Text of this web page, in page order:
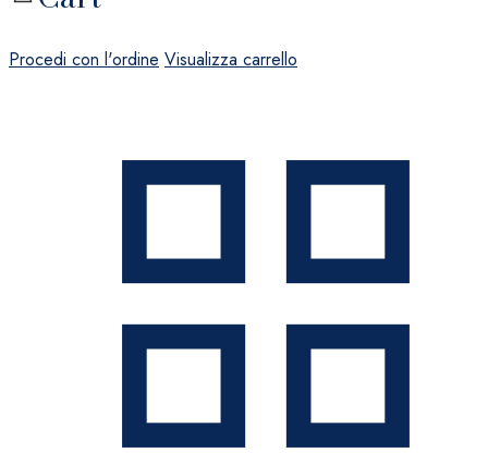
Procedi con l'ordine Visualizza carrello